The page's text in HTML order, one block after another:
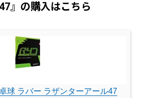
』の購入はこちら
球 ラバー ラザンターアール47